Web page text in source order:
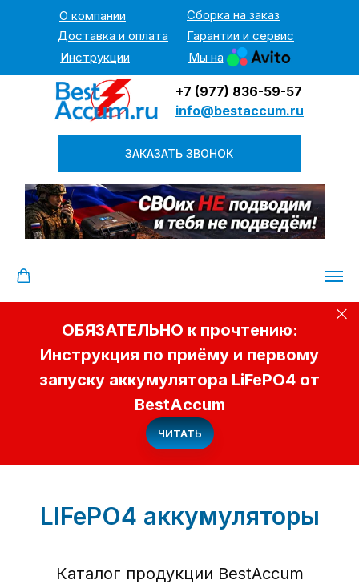
Доставка и оплата
О компании
Сборка на заказ
Гарантии и сервис
Инструкции
Мы на
+7 (977) 836-59-57
info@bestaccum.ru
ЗАКАЗАТЬ ЗВОНОК
ОБЯЗАТЕЛЬНО к прочтению:
Инструкция по приёму и первому
запуску аккумулятора LiFePO4 от
BestAccum
ЧИТАТЬ
LIFePO4 аккумуляторы
Каталог продукции BestAccum